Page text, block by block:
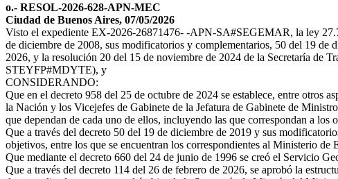
o.- RESOL-2026-628-APN-MEC
Ciudad de Buenos Aires, 07/05/2026
Visto el expediente EX-2026-26871476- -APN-SA#SEGEMAR, la ley
de diciembre de 2008, sus modificatorios y complementarios, 50 del 19
2026, y la resolución 20 del 15 de noviembre de 2024 de la Secretaría
STEYFP#MDYTE), y
CONSIDERANDO:
Que en el decreto 958 del 25 de octubre de 2024 se establece, entre otros
la Nación y los Vicejefes de Gabinete de la Jefatura de Gabinete de
que dependan de cada uno de ellos, incluyendo las que correspondan a los
Que a través del decreto 50 del 19 de diciembre de 2019 y sus
objetivos, entre los que se encuentran los correspondientes al Ministerio
Que mediante el decreto 660 del 24 de junio de 1996 se creó el Servicio
Que a través del decreto 114 del 26 de febrero de 2026, se aprobó la